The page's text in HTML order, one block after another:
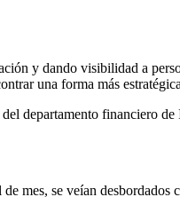
y dando visibilidad a
una forma más
departamento financiero
mes, se veían